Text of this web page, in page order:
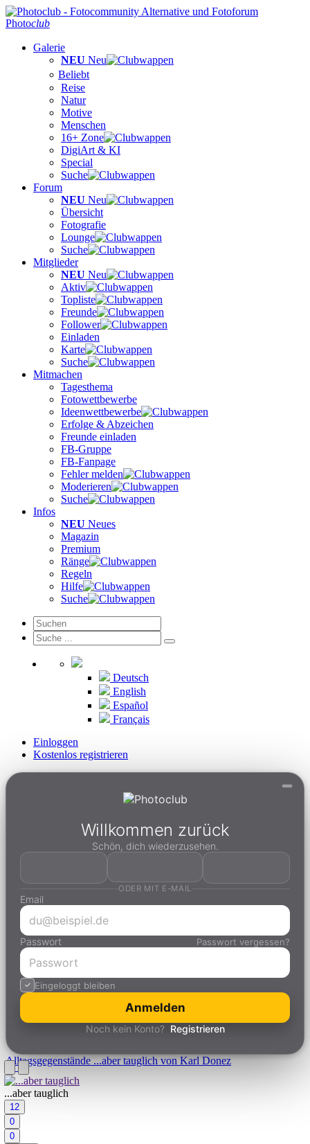
Photoclub
Galerie
NEU Neu
Beliebt
Reise
Natur
Motive
Menschen
16+ Zone
DigiArt & KI
Special
Suche
Forum
NEU Neu
Übersicht
Fotografie
Lounge
Suche
Mitglieder
NEU Neu
Aktiv
Topliste
Freunde
Follower
Einladen
Karte
Suche
Mitmachen
Tagesthema
Fotowettbewerbe
Ideenwettbewerbe
Erfolge & Abzeichen
Freunde einladen
FB-Gruppe
FB-Fanpage
Fehler melden
Moderieren
Suche
Infos
NEU Neues
Magazin
Premium
Ränge
Regeln
Hilfe
Suche
Deutsch
English
Español
Français
Einloggen
Kostenlos registrieren
Willkommen zurück
Schön, dich wiederzusehen.
ODER MIT E-MAIL
Email
Passwort Passwort vergessen?
Eingeloggt bleiben
Anmelden
Noch kein Konto? Registrieren
Alltagsgegenstände...aber tauglich von Karl Donez
...aber tauglich
12
0
0